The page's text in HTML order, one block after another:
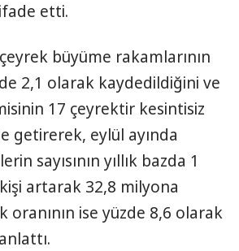
etti.
büyüme rakamlarının
2,1 olarak kaydedildiğini ve
17 çeyrektir kesintisiz
getirerek, eylül ayında
sayısının yıllık bazda 1
artarak 32,8 milyona
oranının ise yüzde 8,6 olarak